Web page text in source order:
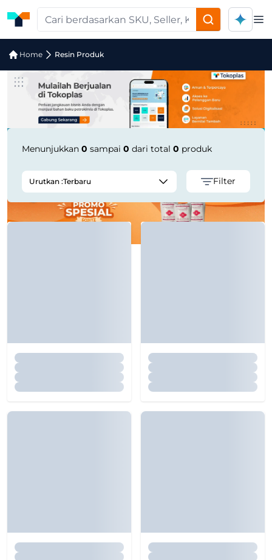
Home Resin Produk
Pencarian Produk "CCP PBT 1200-
Menunjukkan 0 sampai 0 dari total 0 produk
Urutkan :Terbaru Filter